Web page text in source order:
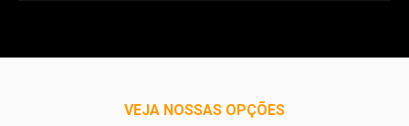
VEJA NOSSAS OPÇÕES